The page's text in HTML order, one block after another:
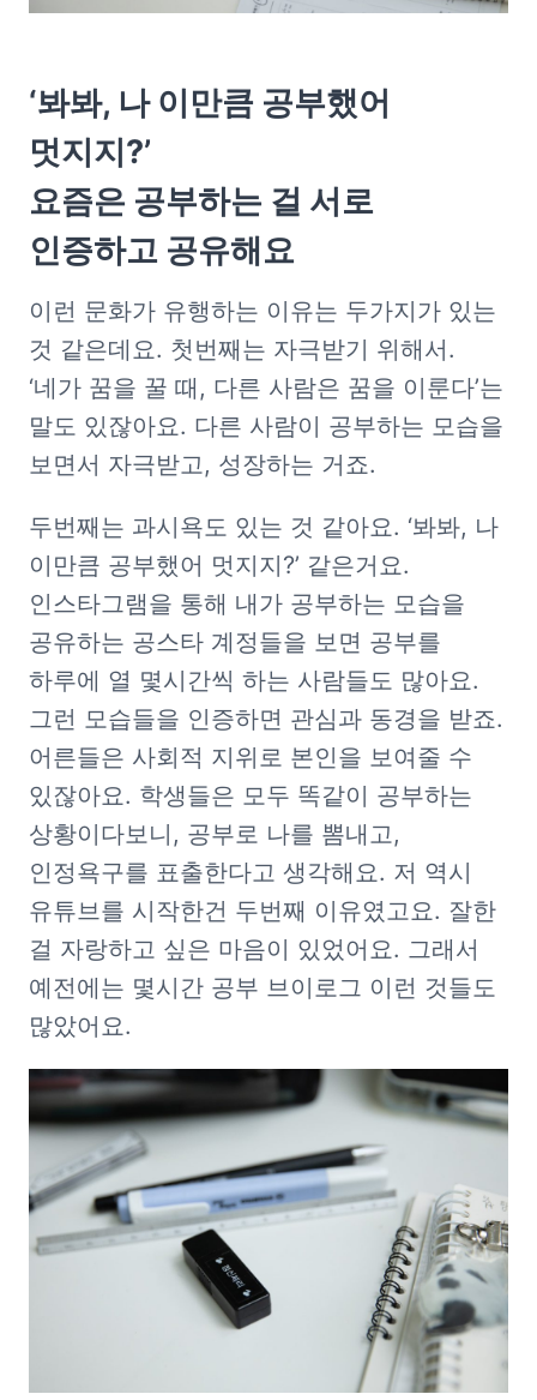
‘봐봐, 나 이만큼 공부했어
멋지지?’
요즘은 공부하는 걸 서로
인증하고 공유해요
이런 문화가 유행하는 이유는 두가지가 있는
것 같은데요. 첫번째는 자극받기 위해서.
‘네가 꿈을 꿀 때, 다른 사람은 꿈을 이룬다’는
말도 있잖아요. 다른 사람이 공부하는 모습을
보면서 자극받고, 성장하는 거죠.
두번째는 과시욕도 있는 것 같아요. ‘봐봐, 나
이만큼 공부했어 멋지지?’ 같은거요.
인스타그램을 통해 내가 공부하는 모습을
공유하는 공스타 계정들을 보면 공부를
하루에 열 몇시간씩 하는 사람들도 많아요.
그런 모습들을 인증하면 관심과 동경을 받죠.
어른들은 사회적 지위로 본인을 보여줄 수
있잖아요. 학생들은 모두 똑같이 공부하는
상황이다보니, 공부로 나를 뽐내고,
인정욕구를 표출한다고 생각해요. 저 역시
유튜브를 시작한건 두번째 이유였고요. 잘한
걸 자랑하고 싶은 마음이 있었어요. 그래서
예전에는 몇시간 공부 브이로그 이런 것들도
많았어요.